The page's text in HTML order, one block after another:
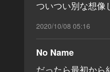
ついつい別な想像
2020/10/08 05:16
No Name
だったら最初から